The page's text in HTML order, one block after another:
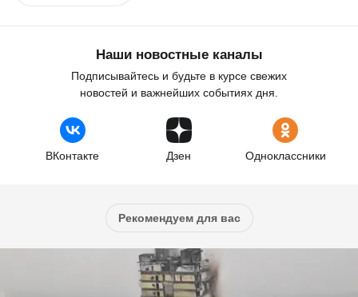
Наши новостные каналы
Подписывайтесь и будьте в курсе свежих
новостей и важнейших событиях дня.
ВКонтакте Дзен Одноклассники
Рекомендуем для вас